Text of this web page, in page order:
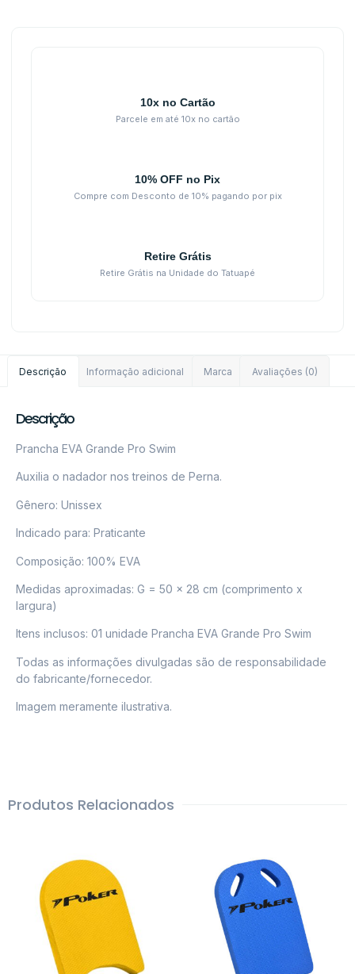
10x no Cartão
Parcele em até 10x no cartão
10% OFF no Pix
Compre com Desconto de 10% pagando por pix
Retire Grátis
Retire Grátis na Unidade do Tatuapé
Descrição Informação adicional Marca Avaliações (0)
Descrição
Prancha EVA Grande Pro Swim
Auxilia o nadador nos treinos de Perna.
Gênero: Unissex
Indicado para: Praticante
Composição: 100% EVA
Medidas aproximadas: G = 50 x 28 cm (comprimento x
largura)
Itens inclusos: 01 unidade Prancha EVA Grande Pro Swim
Todas as informações divulgadas são de responsabilidade
do fabricante/fornecedor.
Imagem meramente ilustrativa.
Produtos Relacionados